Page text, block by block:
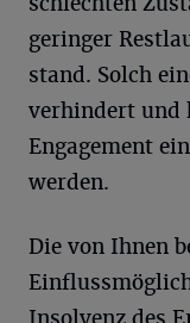
geringer
stand. Solch
verhindert und
Engagement
werden.
Die von Ihnen